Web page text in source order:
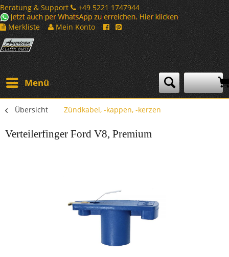
Beratung & Support
+49 5221 1747944
Merkliste
Mein Konto
Menü
Übersicht Zündkabel, -kappen, -kerzen
Verteilerfinger Ford V8, Premium